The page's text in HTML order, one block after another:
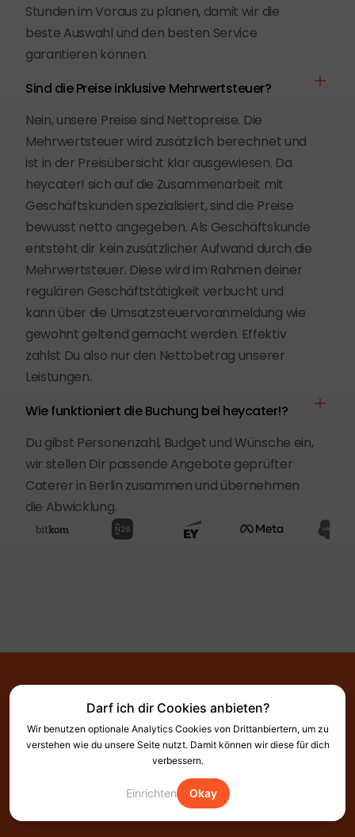
Stunden im Voraus zu planen, damit wir die
beste Auswahl und den besten Service
garantieren können.
Sind die Preise inklusive Mehrwertsteuer?
Nein, unsere Preise sind Nettopreise. Die
Mehrwertsteuer wird zusätzlich berechnet und
ist in der Preisübersicht klar ausgewiesen. Da
heycater! sich auf die Zusammenarbeit mit
Geschäftskunden spezialisiert, sind die Preise
bewusst netto angegeben. Als Geschäftskunde
entsteht dir kein zusätzlicher Aufwand durch die
Mehrwertsteuer. Diese wird im Rahmen deiner
regulären Geschäftstätigkeit verbucht und
kann über die Umsatzsteuervoranmeldung wie
gewohnt geltend gemacht werden. Effektiv
zahlst Du also nur den Nettobetrag unserer
Leistungen.
Wie funktioniert die Buchung bei heycater!?
Du gibst Personenzahl, Budget und Wünsche ein,
wir stellen Dir passende Angebote geprüfter
Caterer in Berlin zusammen und übernehmen
die Abwicklung.
Bereit für stressfreie
Darf ich dir Cookies anbieten?
Wir benutzen optionale Analytics Cookies von Drittanbiertern, um zu
verstehen wie du unsere Seite nutzt. Damit können wir diese für dich
verbessern.
Einrichten Okay